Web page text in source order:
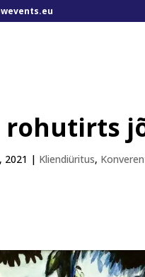
rohutirts
2021 | Kliendiüritus,